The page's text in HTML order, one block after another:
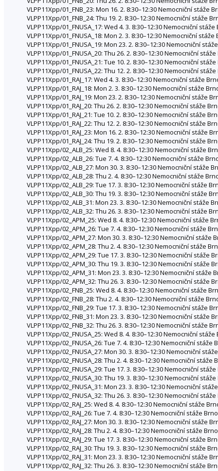
VLPP11Xpp/01_FNB_23: Mon 16. 2. 8:30–12:30 Nemocniční stáže
VLPP11Xpp/01_FNB_24: Thu 19. 2. 8:30–12:30 Nemocniční stáže
VLPP11Xpp/01_FNUSA_17: Wed 4. 3. 8:30–12:30 Nemocniční
VLPP11Xpp/01_FNUSA_18: Mon 2. 3. 8:30–12:30 Nemocniční
VLPP11Xpp/01_FNUSA_19: Mon 23. 2. 8:30–12:30 Nemocniční
VLPP11Xpp/01_FNUSA_20: Thu 26. 2. 8:30–12:30 Nemocniční
VLPP11Xpp/01_FNUSA_21: Tue 10. 2. 8:30–12:30 Nemocniční
VLPP11Xpp/01_FNUSA_22: Thu 12. 2. 8:30–12:30 Nemocniční
VLPP11Xpp/01_RAJ_17: Wed 4. 3. 8:30–12:30 Nemocniční stáže
VLPP11Xpp/01_RAJ_18: Mon 2. 3. 8:30–12:30 Nemocniční stáže
VLPP11Xpp/01_RAJ_19: Mon 23. 2. 8:30–12:30 Nemocniční stáže
VLPP11Xpp/01_RAJ_20: Thu 26. 2. 8:30–12:30 Nemocniční stáže
VLPP11Xpp/01_RAJ_21: Tue 10. 2. 8:30–12:30 Nemocniční stáže
VLPP11Xpp/01_RAJ_22: Thu 12. 2. 8:30–12:30 Nemocniční stáže
VLPP11Xpp/01_RAJ_23: Mon 16. 2. 8:30–12:30 Nemocniční stáže
VLPP11Xpp/01_RAJ_24: Thu 19. 2. 8:30–12:30 Nemocniční stáže
VLPP11Xpp/02_ALB_25: Wed 8. 4. 8:30–12:30 Nemocniční stáže
VLPP11Xpp/02_ALB_26: Tue 7. 4. 8:30–12:30 Nemocniční stáže
VLPP11Xpp/02_ALB_27: Mon 30. 3. 8:30–12:30 Nemocniční stáže
VLPP11Xpp/02_ALB_28: Thu 2. 4. 8:30–12:30 Nemocniční stáže
VLPP11Xpp/02_ALB_29: Tue 17. 3. 8:30–12:30 Nemocniční stáže
VLPP11Xpp/02_ALB_30: Thu 19. 3. 8:30–12:30 Nemocniční stáže
VLPP11Xpp/02_ALB_31: Mon 23. 3. 8:30–12:30 Nemocniční stáže
VLPP11Xpp/02_ALB_32: Thu 26. 3. 8:30–12:30 Nemocniční stáže
VLPP11Xpp/02_APM_25: Wed 8. 4. 8:30–12:30 Nemocniční stáže
VLPP11Xpp/02_APM_26: Tue 7. 4. 8:30–12:30 Nemocniční stáže
VLPP11Xpp/02_APM_27: Mon 30. 3. 8:30–12:30 Nemocniční
VLPP11Xpp/02_APM_28: Thu 2. 4. 8:30–12:30 Nemocniční stáže
VLPP11Xpp/02_APM_29: Tue 17. 3. 8:30–12:30 Nemocniční stáže
VLPP11Xpp/02_APM_30: Thu 19. 3. 8:30–12:30 Nemocniční stáže
VLPP11Xpp/02_APM_31: Mon 23. 3. 8:30–12:30 Nemocniční
VLPP11Xpp/02_APM_32: Thu 26. 3. 8:30–12:30 Nemocniční stáže
VLPP11Xpp/02_FNB_25: Wed 8. 4. 8:30–12:30 Nemocniční stáže
VLPP11Xpp/02_FNB_28: Thu 2. 4. 8:30–12:30 Nemocniční stáže
VLPP11Xpp/02_FNB_29: Tue 17. 3. 8:30–12:30 Nemocniční stáže
VLPP11Xpp/02_FNB_31: Mon 23. 3. 8:30–12:30 Nemocniční stáže
VLPP11Xpp/02_FNB_32: Thu 26. 3. 8:30–12:30 Nemocniční stáže
VLPP11Xpp/02_FNUSA_25: Wed 8. 4. 8:30–12:30 Nemocniční
VLPP11Xpp/02_FNUSA_26: Tue 7. 4. 8:30–12:30 Nemocniční stáže
VLPP11Xpp/02_FNUSA_27: Mon 30. 3. 8:30–12:30 Nemocniční
VLPP11Xpp/02_FNUSA_28: Thu 2. 4. 8:30–12:30 Nemocniční stáže
VLPP11Xpp/02_FNUSA_29: Tue 17. 3. 8:30–12:30 Nemocniční
VLPP11Xpp/02_FNUSA_30: Thu 19. 3. 8:30–12:30 Nemocniční
VLPP11Xpp/02_FNUSA_31: Mon 23. 3. 8:30–12:30 Nemocniční
VLPP11Xpp/02_FNUSA_32: Thu 26. 3. 8:30–12:30 Nemocniční
VLPP11Xpp/02_RAJ_25: Wed 8. 4. 8:30–12:30 Nemocniční stáže
VLPP11Xpp/02_RAJ_26: Tue 7. 4. 8:30–12:30 Nemocniční stáže
VLPP11Xpp/02_RAJ_27: Mon 30. 3. 8:30–12:30 Nemocniční stáže
VLPP11Xpp/02_RAJ_28: Thu 2. 4. 8:30–12:30 Nemocniční stáže
VLPP11Xpp/02_RAJ_29: Tue 17. 3. 8:30–12:30 Nemocniční stáže
VLPP11Xpp/02_RAJ_30: Thu 19. 3. 8:30–12:30 Nemocniční stáže
VLPP11Xpp/02_RAJ_31: Mon 23. 3. 8:30–12:30 Nemocniční stáže
VLPP11Xpp/02_RAJ_32: Thu 26. 3. 8:30–12:30 Nemocniční stáže